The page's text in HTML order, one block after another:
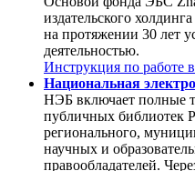
издательского
на протяжении 30 лет
деятельностью.
Инструкция по работе
Национальная
НЭБ включает полные
публичных библиотек
регионального,
научных и
правообладателей.